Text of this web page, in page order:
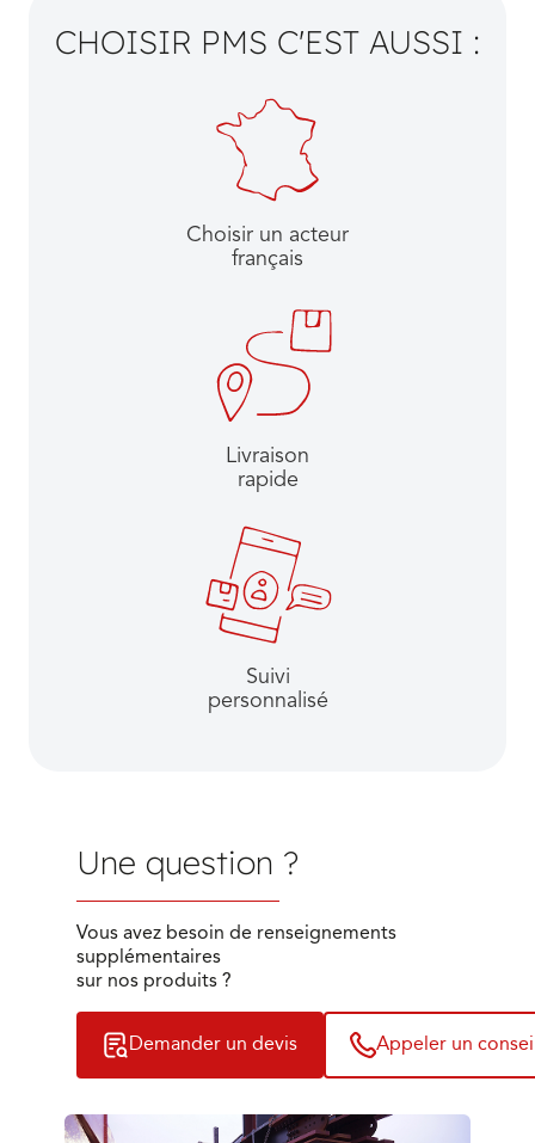
CHOISIR PMS C'EST AUSSI :
Choisir un acteur
français​
Livraison
rapide
Suivi
personnalisé
Une question ?
Vous avez besoin de renseignements
supplémentaires
sur nos produits ?
Demander un devis Appeler un